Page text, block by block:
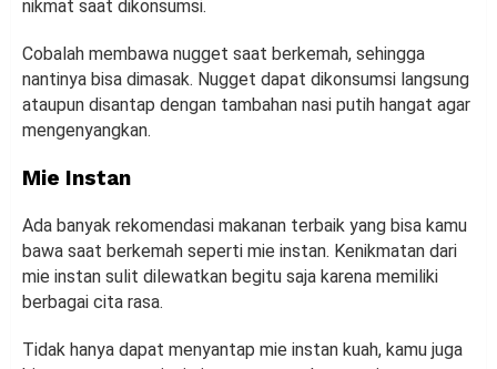
nikmat saat dikonsumsi.
Cobalah membawa nugget saat berkemah, sehingga
nantinya bisa dimasak. Nugget dapat dikonsumsi langsung
ataupun disantap dengan tambahan nasi putih hangat agar
mengenyangkan.
Mie Instan
Ada banyak rekomendasi makanan terbaik yang bisa kamu
bawa saat berkemah seperti mie instan. Kenikmatan dari
mie instan sulit dilewatkan begitu saja karena memiliki
berbagai cita rasa.
Tidak hanya dapat menyantap mie instan kuah, kamu juga